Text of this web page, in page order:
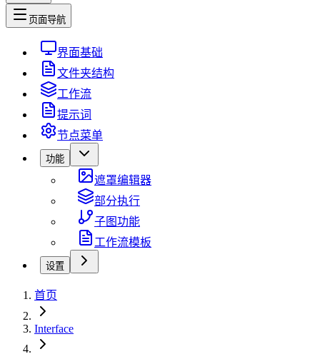
页面导航
界面基础
文件夹结构
工作流
提示词
节点菜单
功能
遮罩编辑器
部分执行
子图功能
工作流模板
设置
首页
Interface